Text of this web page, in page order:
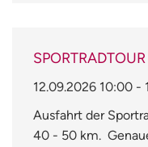
12.09.2026 10:00 -
Ausfahrt der
40 - 50 km.